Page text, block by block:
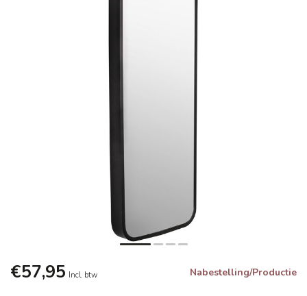
€57,95 Incl. btw Nabestelling/Productie